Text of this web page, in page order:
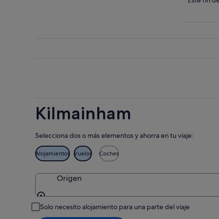
9
Kilmainham
Selecciona dos o más elementos y ahorra en tu viaje:
Alojamientos Vuelos Coches
Origen
Solo necesito alojamiento para una parte del viaje